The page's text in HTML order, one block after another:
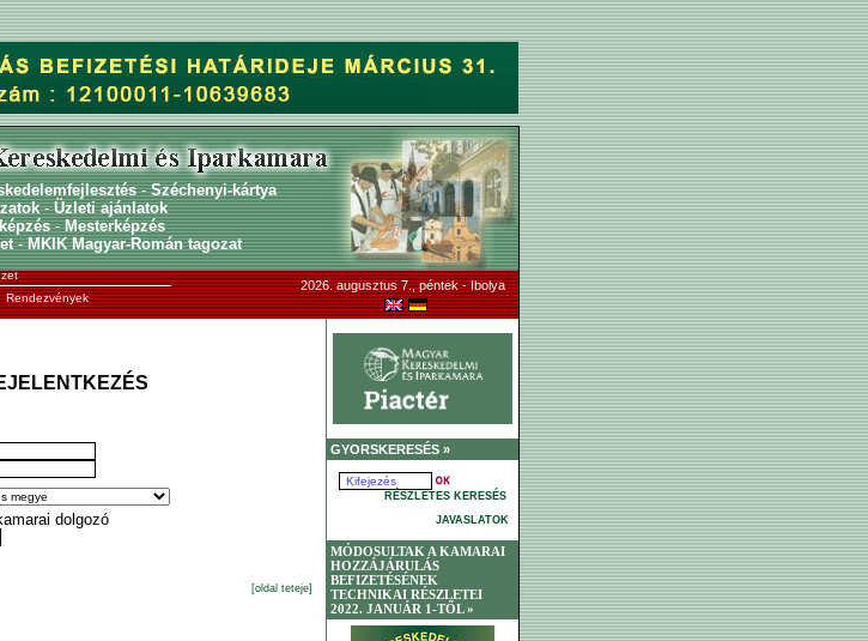
-Széchenyi-kártya
-Üzleti ajánlatok
-Mesterképzés
-MKIK Magyar-Román tagozat
Rendezvények
2026. augusztus 7., péntek - Ibolya
dolgozó
[oldal teteje]
GYORSKERESÉS »
RÉSZLETES KERESÉS
JAVASLATOK
MÓDOSULTAK A KAMARAI
HOZZÁJÁRULÁS
BEFIZETÉSÉNEK
TECHNIKAI RÉSZLETEI
2022. JANUÁR 1-TŐL »